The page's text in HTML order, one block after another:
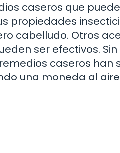
caseros que
propiedades
cabelludo. Otros
ser efectivos.
caseros han
una moneda al